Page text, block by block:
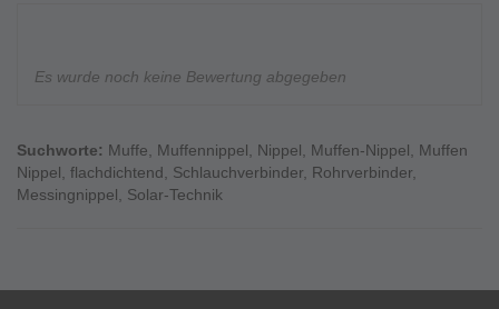
Es wurde noch keine Bewertung abgegeben
Suchworte: Muffe, Muffennippel, Nippel, Muffen-Nippel, Muffen
Nippel, flachdichtend, Schlauchverbinder, Rohrverbinder,
Messingnippel, Solar-Technik